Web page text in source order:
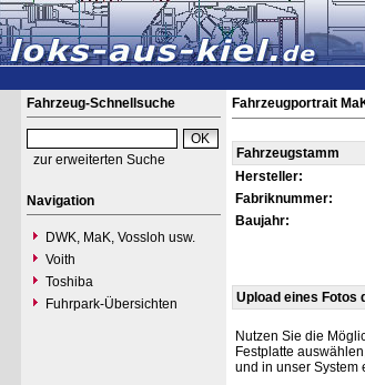
Fahrzeug-Schnellsuche
zur erweiterten Suche
Navigation
DWK, MaK, Vossloh usw.
Voith
Toshiba
Fuhrpark-Übersichten
Fahrzeugportrait
Fahrzeugstamm
Hersteller:
Fabriknummer:
Baujahr:
Upload eines Fotos
Nutzen Sie die
Festplatte
und in unser System